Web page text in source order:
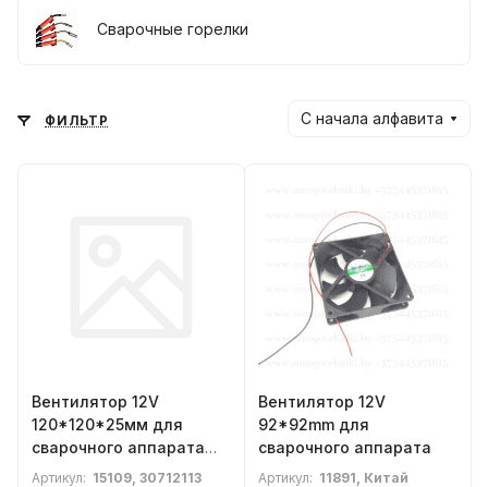
Сварочные горелки
ФИЛЬТР С начала алфавита
Вентилятор 12V
120*120*25мм для
сварочного аппарата
Solaris
Артикул: 15109, 30712113
Вентилятор 12V
92*92mm для
сварочного аппарата
Артикул: 11891, Китай